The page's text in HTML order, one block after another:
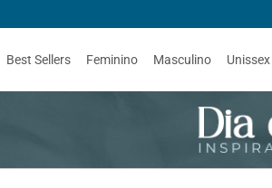
Best Sellers Feminino Masculino Unissex